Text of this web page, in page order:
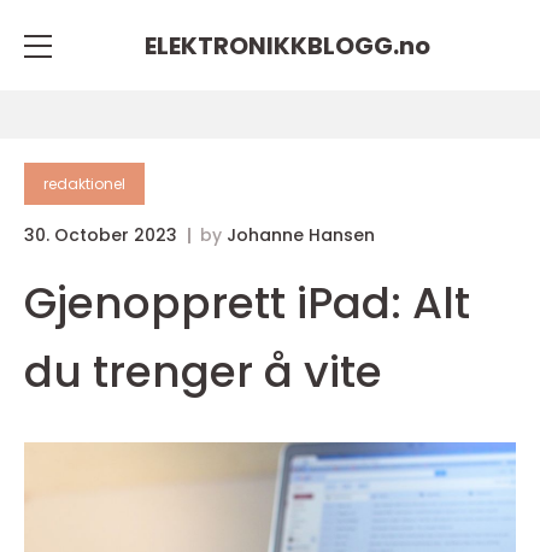
ELEKTRONIKKBLOGG.no
redaktionel
30. October 2023 by Johanne Hansen
Gjenopprett iPad: Alt
du trenger å vite